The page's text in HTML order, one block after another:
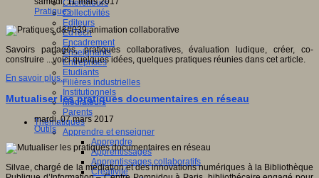
Chercheurs
Collectivités
Editeurs
EdTech
Encadrement
Enseignants
Entreprises
Etudiants
Filières industrielles
Institutionnels
Médiateurs
Parents
Thématiques
Apprendre et enseigner
Apprendre
Apprentissages
Apprentissages collaboratifs
Créativité
Pratiques
Savoirs partagés, pratiques collaboratives, évaluation ludique, créer, co-
construire ...voici quelques idées, quelques pratiques réunies dans cet article.
En savoir plus...
Mutualiser les pratiques documentaires en réseau
mardi, 07 mars 2017
Outils
Silvae, chargé de la médiation et des innovations numériques à la Bibliothèque